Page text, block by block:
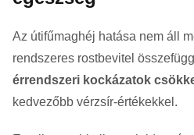
Az útifűmaghéj hatása nem áll
rendszeres rostbevitel
érrendszeri kockázatok
kedvezőbb vérzsír-értékekkel.